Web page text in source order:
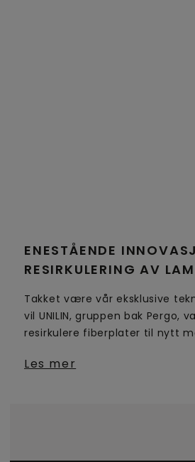
ENESTÅENDE
RESIRKULERING AV
Takket være vår eksklusive
vil UNILIN, gruppen bak Pergo,
resirkulere fiberplater til nytt
Les mer